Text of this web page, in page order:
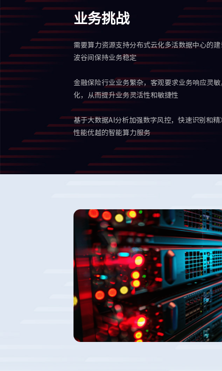
业务挑战
需要算力资源支持分布式云化多活数据中心的
波谷间保持业务稳定
金融保险行业业务繁杂，客观要求业务响应灵
化，从而提升业务灵活性和敏捷性
基于大数据AI分析加强数字风控，快速识别和
性能优越的智能算力服务